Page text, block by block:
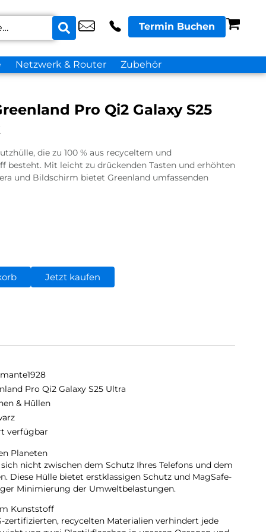
Termin Buchen
Netzwerk & Router Zubehör
Pro Qi2 Galaxy S25
die zu 100 % aus recyceltem und
besteht. Mit leicht zu drückenden Tasten und erhöhten
und Bildschirm bietet Greenland umfassenden
Jetzt kaufen
Pro Qi2 Galaxy S25 Ultra
& Hüllen
verfügbar
Planeten
nicht zwischen dem Schutz Ihres Telefons und dem
Diese Hülle bietet erstklassigen Schutz und MagSafe-
Minimierung der Umweltbelastungen.
Kunststoff
zertifizierten, recycelten Materialien verhindert jede